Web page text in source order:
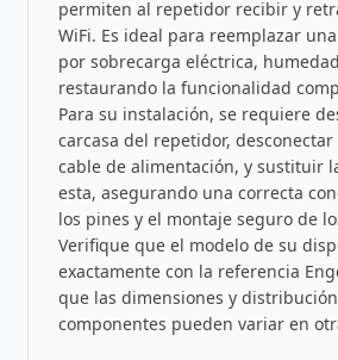
permiten al repetidor recibir y
WiFi. Es ideal para reemplazar
por sobrecarga eléctrica,
restaurando la funcionalidad
Para su instalación, se requiere
carcasa del repetidor,
cable de alimentación, y sustituir
esta, asegurando una correcta
los pines y el montaje seguro de
Verifique que el modelo de su
exactamente con la referencia
que las dimensiones y
componentes pueden variar en